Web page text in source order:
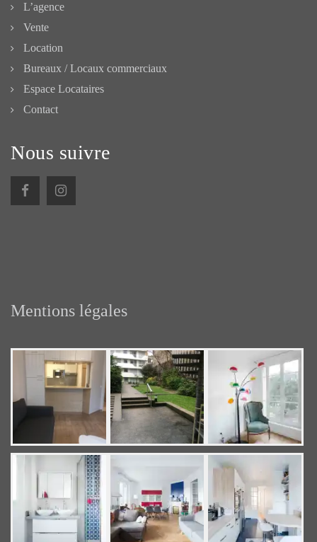
L’agence
Vente
Location
Bureaux / Locaux commerciaux
Espace Locataires
Contact
Nous suivre
Mentions légales